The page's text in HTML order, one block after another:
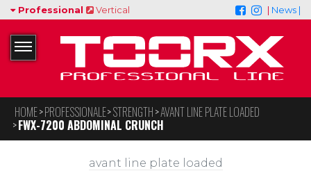
Professional Vertical | News |
HOME PROFESSIONALE STRENGTH AVANT LINE PLATE LOADED
FWX-7200 ABDOMINAL CRUNCH
avant line plate loaded